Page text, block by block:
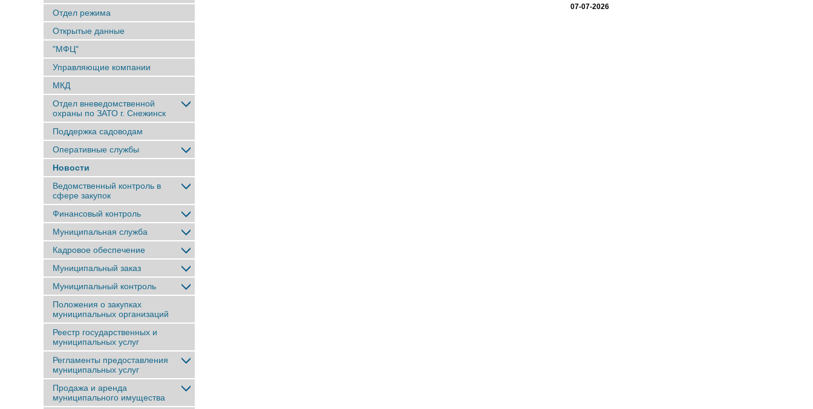
Отдел режима
Открытые данные
"МФЦ"
Управляющие компании
МКД
Отдел вневедомственной
охраны по ЗАТО г. Снежинск
Поддержка садоводам
Оперативные службы
Новости
Ведомственный контроль в
сфере закупок
Финансовый контроль
Муниципальная служба
Кадровое обеспечение
Муниципальный заказ
Муниципальный контроль
Положения о закупках
муниципальных организаций
Реестр государственных и
муниципальных услуг
Регламенты предоставления
муниципальных услуг
Продажа и аренда
муниципального имущества
07-07-2026